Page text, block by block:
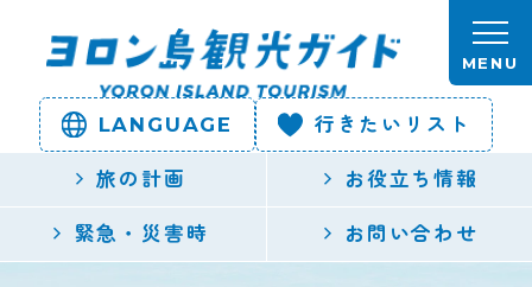
ヨロン島
観光ガイ
ド | 鹿児
LANGUAGE 行きたいリスト
旅の計画 お役立ち情報
緊急・災害時 お問い合わせ
MENU